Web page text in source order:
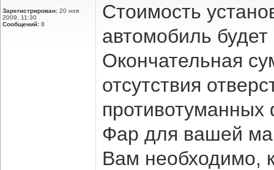
Зарегистрирован: 20 ноя
2009, 11:30
Сообщений: 8
Стоимость
автомобиль
Окончательная
отсутствия
Фар для вашей
Вам необходимо,